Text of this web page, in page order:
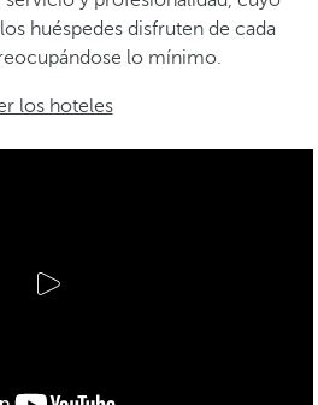
huéspedes disfruten de cada
lo mínimo.
los hoteles